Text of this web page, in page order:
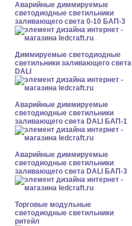
Аварийные диммируемые
светодиодные светильники
заливающего света 0-10 БАП-3
Диммируемые светодиодные
светильники заливающего света
DALI
Аварийные диммируемые
светодиодные светильники
заливающего света DALI БАП-1
Аварийные диммируемые
светодиодные светильники
заливающего света DALI БАП-3
Торговые модульные
светодиодные светильники
ритейл